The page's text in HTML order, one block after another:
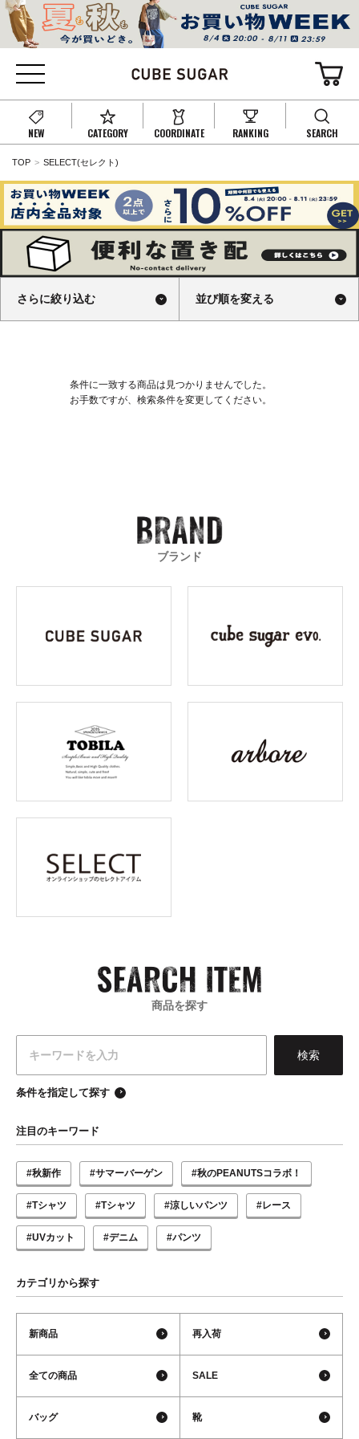
NEW CATEGORY COORDINATE RANKING SEARCH
TOP SELECT(セレクト)
さらに絞り込む 並び順を変える
条件に一致する商品は見つかりませんでした。
お手数ですが、検索条件を変更してください。
ブランド
商品を探す
条件を指定して探す
注目のキーワード
#秋新作 #サマーバーゲン #秋のPEANUTSコラボ！
#Tシャツ #Tシャツ #涼しいパンツ #レース
#UVカット #デニム #パンツ
カテゴリから探す
新商品 再入荷
全ての商品 SALE
バッグ 靴